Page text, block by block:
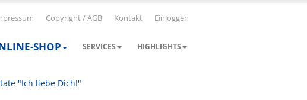
Copyright / AGB Kontakt Einloggen
SHOP SERVICES HIGHLIGHTS
"Ich liebe Dich!"